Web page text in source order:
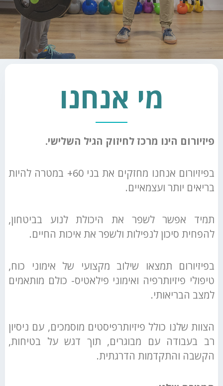
מי אנחנו
פיזיורום הינו מרכז לחיזוק הגיל השלישי.
בפיזיורום אנחנו מחזקים את בני 60+ במטרה להיות
בריאים יותר ועצמאיים.
תמיד אפשר לשפר את היכולת לנוע בביטחון,
להפחית סיכון לנפילות ולשפר את איכות החיים.
בפיזיורום תמצאו שילוב מקצועי של אימוני כוח,
טיפולי פיזיותרפיה ואימוני פילאטיס- כולם מותאמים
למצב הבריאותי.
הצוות שלנו כולל פיזיותרפיסטים מוסמכים, עם ניסיון
רב בעבודה עם מבוגרים, תוך דגש על בטיחות,
הקשבה והתקדמות הדרגתית.